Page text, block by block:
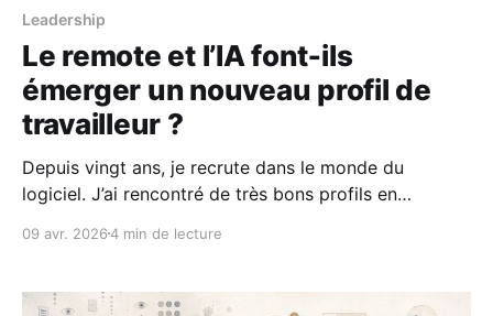
Leadership
Le remote et l’IA font‑ils
émerger un nouveau profil de
travailleur ?
Depuis vingt ans, je recrute dans le monde du
logiciel. J’ai rencontré de très bons profils en
Longtemps, j’ai surtout évalué les gens à partir de
qualité de la relation humaine. Puis
09 avr. 20264 min de lecture